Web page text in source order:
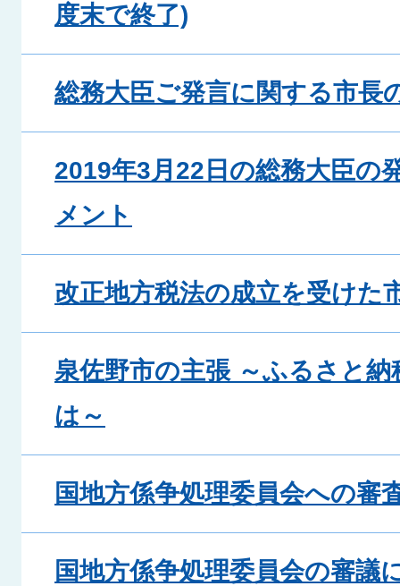
度末で終了)
総務大臣ご発言に関する市長
2019年3月22日の総務大臣の
メント
改正地方税法の成立を受けた
泉佐野市の主張 ～ふるさと
は～
国地方係争処理委員会への審
国地方係争処理委員会の審議